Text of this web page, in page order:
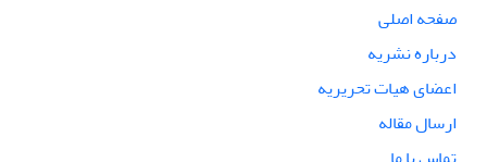
صفحه اصلی
درباره نشریه
اعضای هیات تحریریه
ارسال مقاله